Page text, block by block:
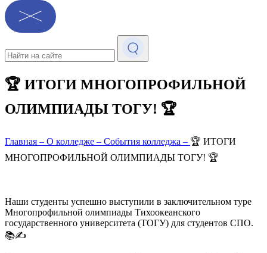
🏆 ИТОГИ МНОГОПРОФИЛЬНОЙ
ОЛИМПИАДЫ ТОГУ! 🏆
Главная – О колледже – События колледжа – 🏆 ИТОГИ
МНОГОПРОФИЛЬНОЙ ОЛИМПИАДЫ ТОГУ! 🏆
Наши студенты успешно выступили в заключительном туре
Многопрофильной олимпиады Тихоокеанского
государственного университета (ТОГУ) для студентов СПО.
📚✍️